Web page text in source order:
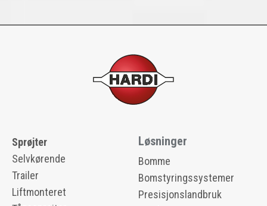
Sprøjter
Selvkørende
Trailer
Liftmonteret
Løsninger
Bomme
Bomstyringssystemer
Presisjonslandbruk